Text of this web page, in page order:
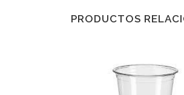
PRODUCTOS